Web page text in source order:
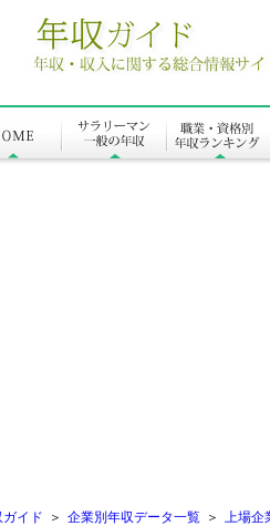
ガイド ＞ 企業別年収データ一覧 ＞ 上場企